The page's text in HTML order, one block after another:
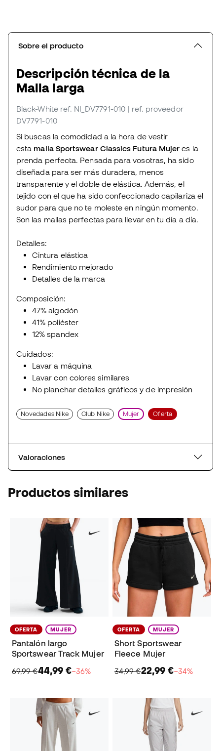
Sobre el producto
Descripción técnica de la
Malla larga
Black-White ref. NI_DV7791-010 | ref. proveedor
DV7791-010
Si buscas la comodidad a la hora de vestir
esta malla Sportswear Classics Futura Mujer es la
prenda perfecta. Pensada para vosotras, ha sido
diseñada para ser más duradera, menos
transparente y el doble de elástica. Además, el
tejido con el que ha sido confeccionado capilariza el
sudor para que no te moleste en ningún momento.
Son las mallas perfectas para llevar en tu día a día.
Detalles:
Cintura elástica
Rendimiento mejorado
Detalles de la marca
Composición:
47% algodón
41% poliéster
12% spandex
Cuidados:
Lavar a máquina
Lavar con colores similares
No planchar detalles gráficos y de impresión
Novedades Nike Club Nike Mujer Oferta
Valoraciones
Productos similares
OFERTA MUJER
Pantalón largo
Sportswear Track Mujer
69,99 €44,99 €−36%
OFERTA MUJER
Short Sportswear
Fleece Mujer
34,99 €22,99 €−34%